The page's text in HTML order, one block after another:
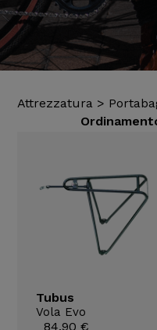
Attrezzatura >
Tubus
Vola Evo
84.90 €